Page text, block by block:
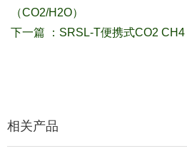
（CO2/H2O）
下一篇 ： SRSL-T便携式CO2
相关产品
相关产品